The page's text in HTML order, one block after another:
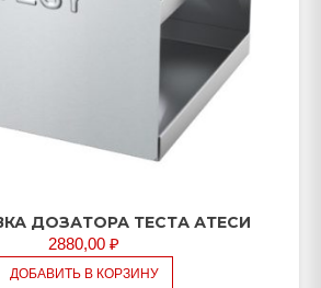
ДОЗАТОРА ТЕСТА АТЕСИ
2880,00 ₽
ДОБАВИТЬ В КОРЗИНУ